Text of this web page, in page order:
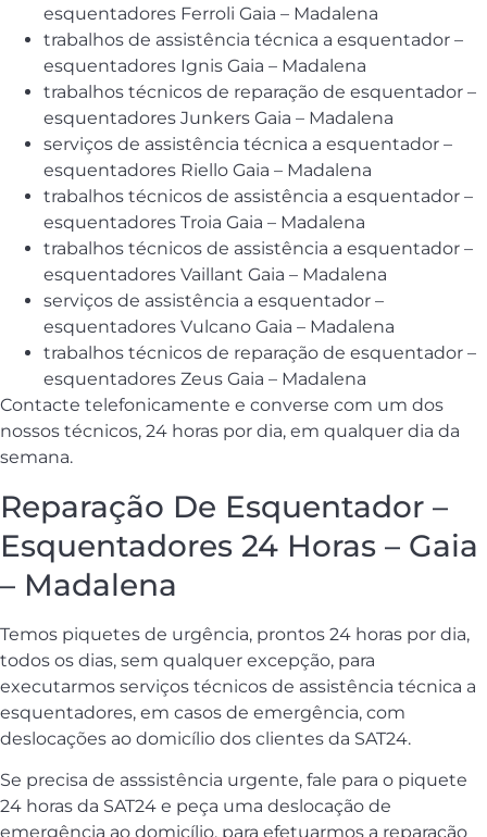
esquentadores Ferroli Gaia – Madalena
trabalhos de assistência técnica a esquentador –
esquentadores Ignis Gaia – Madalena
trabalhos técnicos de reparação de esquentador –
esquentadores Junkers Gaia – Madalena
serviços de assistência técnica a esquentador –
esquentadores Riello Gaia – Madalena
trabalhos técnicos de assistência a esquentador –
esquentadores Troia Gaia – Madalena
trabalhos técnicos de assistência a esquentador –
esquentadores Vaillant Gaia – Madalena
serviços de assistência a esquentador –
esquentadores Vulcano Gaia – Madalena
trabalhos técnicos de reparação de esquentador –
esquentadores Zeus Gaia – Madalena
Contacte telefonicamente e converse com um dos
nossos técnicos, 24 horas por dia, em qualquer dia da
semana.
Reparação De Esquentador –
Esquentadores 24 Horas – Gaia
– Madalena
Temos piquetes de urgência, prontos 24 horas por dia,
todos os dias, sem qualquer excepção, para
executarmos serviços técnicos de assistência técnica a
esquentadores, em casos de emergência, com
deslocações ao domicílio dos clientes da SAT24.
Se precisa de asssistência urgente, fale para o piquete
24 horas da SAT24 e peça uma deslocação de
emergência ao domicílio, para efetuarmos a reparação